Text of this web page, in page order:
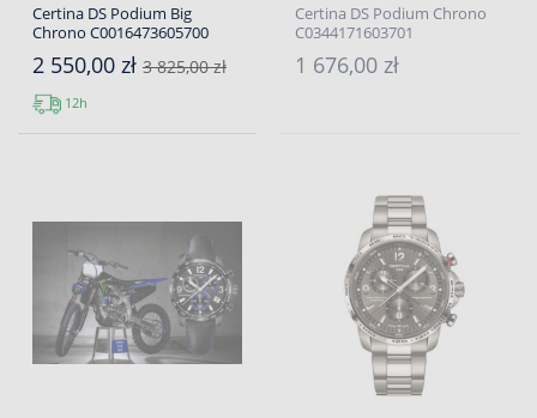
Certina DS Podium Big
Chrono C0016473605700
2 550,00 zł 3 825,00 zł
12h
Certina DS Podium Chrono
C0344171603701
1 676,00 zł